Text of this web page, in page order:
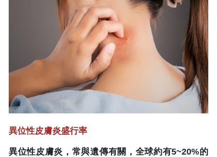
異位性皮膚炎盛行率
異位性皮膚炎，常與遺傳有關，全球約有5~20%的